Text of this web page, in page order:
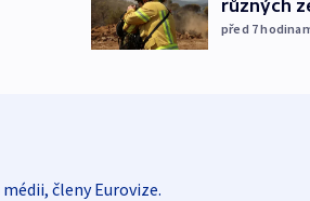
různých
před 7
členy Eurovize.